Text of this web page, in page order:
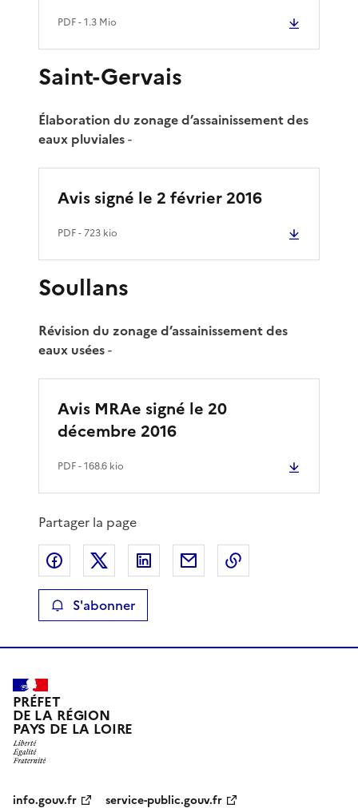
PDF- 1.3 Mio
Saint-Gervais
Élaboration du zonage d’assainissement des
eaux pluviales-
Avis signé le 2 février 2016
PDF- 723 kio
Soullans
Révision du zonage d’assainissement des
eaux usées-
Avis MRAe signé le 20
décembre 2016
PDF- 168.6 kio
Partager la page
Partager sur Facebook
Partager sur XPartager sur LinkedIn
Partager par email
S'abonner
PRÉFET
DE LA RÉGION
PAYS DE LA LOIRE
info.gouv.fr service-public.gouv.fr